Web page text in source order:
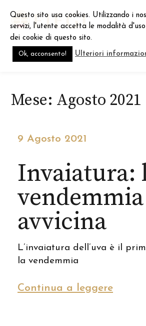
content
Mese: Agosto 2021
9 Agosto 2021
Invaiatura:
avvicina
L’invaiatura dell’uva è il
la vendemmia
Continua a leggere
Questo sito usa cookies. Utilizzando i
servizi, l'utente accetta le modalità d'uso
dei cookie di questo sito.
Ok, acconsento! Ulteriori